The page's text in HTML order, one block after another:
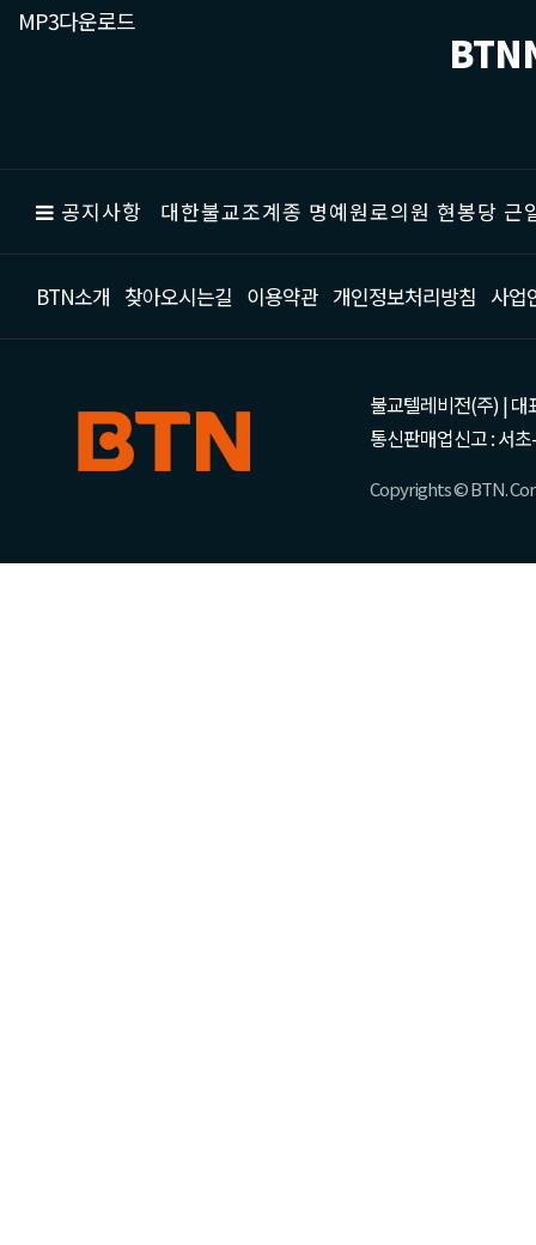
MP3다운로드
공지사항 대한불교조계종 명예원로의원 현봉당
BTN소개 찾아오시는길 이용약관 개인정보처리방침 사업
불교텔레비전(주) | 대
통신판매업신고 : 서
Copyrights © BTN.